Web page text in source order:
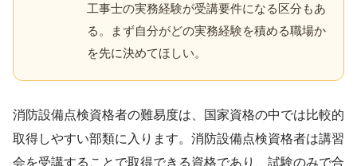
工事士の実務経験が受講要件になる区分もあ
る。まず自分がどの実務経験を積める職場か
を先に決めてほしい。
消防設備点検資格者の難易度は、国家資格の中では比較的
取得しやすい部類に入ります。消防設備点検資格者は講習
会を受講することで取得できる資格であり、試験のみで合